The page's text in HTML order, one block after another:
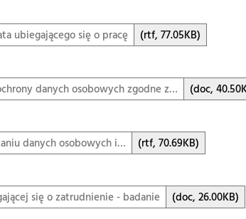
ubiegającego się o pracę
(rtf, 77.05KB)
danych osobowych zgodne z…
(doc,
danych osobowych i…
(rtf, 70.69KB)
się o zatrudnienie - badanie
(doc, 26.00KB)